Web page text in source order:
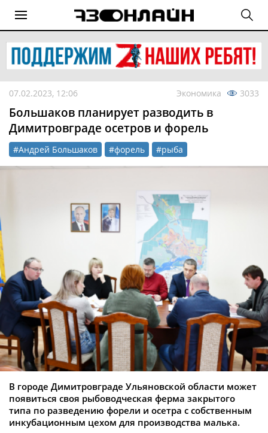
07.02.2023, 12:06 Экономика 3033
Большаков планирует разводить в
Димитровграде осетров и форель
#Андрей Большаков #форель #рыба
В городе Димитровграде Ульяновской области может
появиться своя рыбоводческая ферма закрытого
типа по разведению форели и осетра с собственным
инкубационным цехом для производства малька.